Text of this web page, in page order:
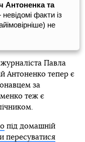
Антоненка та
факти із
не
Павла
Антоненко тепер є
за
теж є
під домашній
пересуватися